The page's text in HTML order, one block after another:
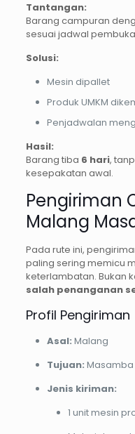
Tantangan:
Barang campuran
sesuai jadwal
Solusi:
Mesin dipallet
Produk UMKM
Penjadwalan
Hasil:
Barang tiba 6 hari,
kesepakatan awal.
Pengiriman
Malang
Pada rute ini,
paling sering memicu
keterlambatan. Bukan
salah penanganan
Profil Pengiriman
Asal: Malang
Tujuan: Masamba
Jenis kiriman:
1 unit mesin